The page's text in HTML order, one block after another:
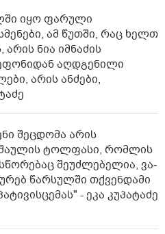
იყო ფარული
ამ წუთში, რაც ხელთ
არის ნია იმნაძის
აღდგენილი
არის ანძები,
შეცდომა არის
ტოლფასი, რომ­ლის
შე­უძ­ლე­ბე­ლია, ვა­
წარ­სულ­ში თქვენ­და­მი
- ეკა კუპატაძე